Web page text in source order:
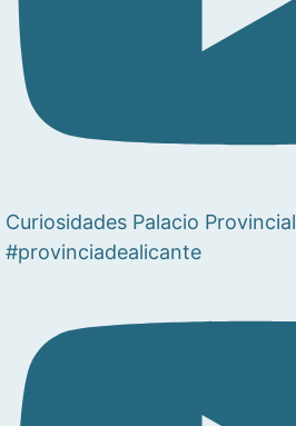
Curiosidades Palacio Provincial
#provinciadealicante